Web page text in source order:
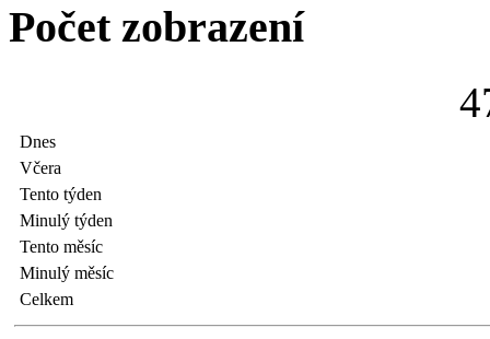
Počet zobrazení
4
Dnes
Včera
Tento týden
Minulý týden
Tento měsíc
Minulý měsíc
Celkem